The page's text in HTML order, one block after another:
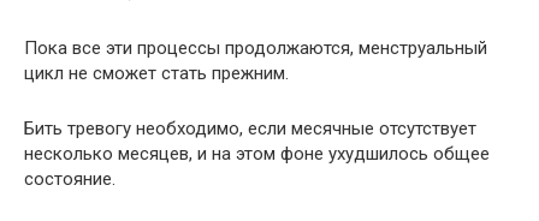
Пока все эти процессы продолжаются, менструальный
цикл не сможет стать прежним.
Бить тревогу необходимо, если месячные отсутствует
несколько месяцев, и на этом фоне ухудшилось общее
состояние.